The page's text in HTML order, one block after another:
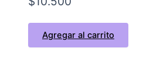
Agregar al carrito